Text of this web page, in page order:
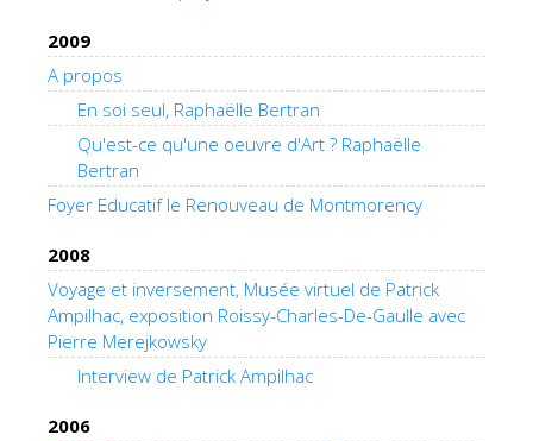
2009
A propos
En soi seul, Raphaëlle Bertran
Qu'est-ce qu'une oeuvre d'Art ? Raphaëlle
Bertran
Foyer Educatif le Renouveau de Montmorency
2008
Voyage et inversement, Musée virtuel de Patrick
Ampilhac, exposition Roissy-Charles-De-Gaulle avec
Pierre Merejkowsky
Interview de Patrick Ampilhac
2006